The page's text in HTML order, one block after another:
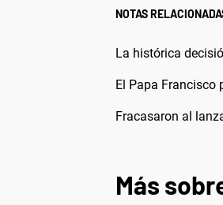
NOTAS
La histórica
El Papa Francisco
Fracasaron al
Más